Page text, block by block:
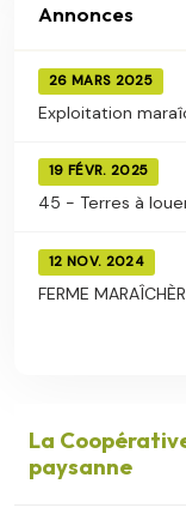
Annonces
26 MARS 2025
Exploitation
19 FÉVR. 2025
45 - Terres à
12 NOV. 2024
FERME
La
paysanne